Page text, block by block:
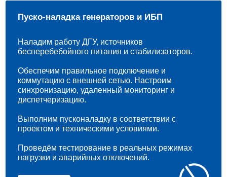
Пуско-наладка генераторов и ИБП
Наладим работу ДГУ, источников
бесперебебойного питания и стабилизаторов.
Обеспечим правильное подключение и
коммутацию с внешней сетью. Настроим
синхронизацию, удаленный мониторинг и
диспетчеризацию.
Выполним пусконаладку в соответствии с
проектом и техническими условиями.
Проведём тестирование в реальных режимах
нагрузки и аварийных отключений.